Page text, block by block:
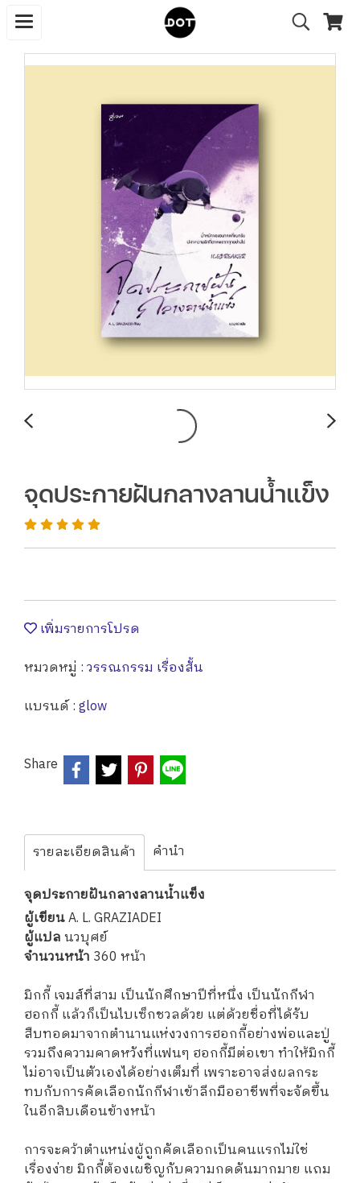
จุดประกายฝันกลางลานน้ำแข็ง
เพิ่มรายการโปรด
หมวดหมู่ :วรรณกรรม เรื่องสั้น
แบรนด์ :glow
Share
รายละเอียดสินค้า
คำนำ
จุดประกายฝันกลางลานน้ำแข็ง
ผู้เขียนA. L. GRAZIADEI
ผู้แปลนวบุศย์
จำนวนหน้า 360 หน้า
มิกกี้ เจมส์ที่สาม เป็นนักศึกษาปีที่หนึ่ง เป็นนักกีฬา
ฮอกกี้ แล้วก็เป็นไบเซ็กชวลด้วย แต่ด้วยชื่อที่ได้รับ
สืบทอดมาจากตำนานแห่งวงการฮอกกี้อย่างพ่อและปู่
รวมถึงความคาดหวังที่แฟนๆ ฮอกกี้มีต่อเขา ทำให้มิกกี้
ไม่อาจเป็นตัวเองได้อย่างเต็มที่ เพราะอาจส่งผลกระ
ทบกับการคัดเลือกนักกีฬาเข้าลีกมืออาชีพที่จะจัดขึ้น
ในอีกสิบเดือนข้างหน้า
การจะคว้าตำแหน่งผู้ถูกคัดเลือกเป็นคนแรกไม่ใช่
เรื่องง่าย มิกกี้ต้องเผชิญกับความกดดันมากมาย แถม